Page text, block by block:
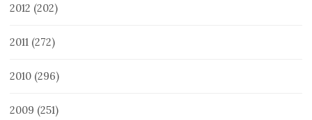
2012 (202)
2011 (272)
2010 (296)
2009 (251)